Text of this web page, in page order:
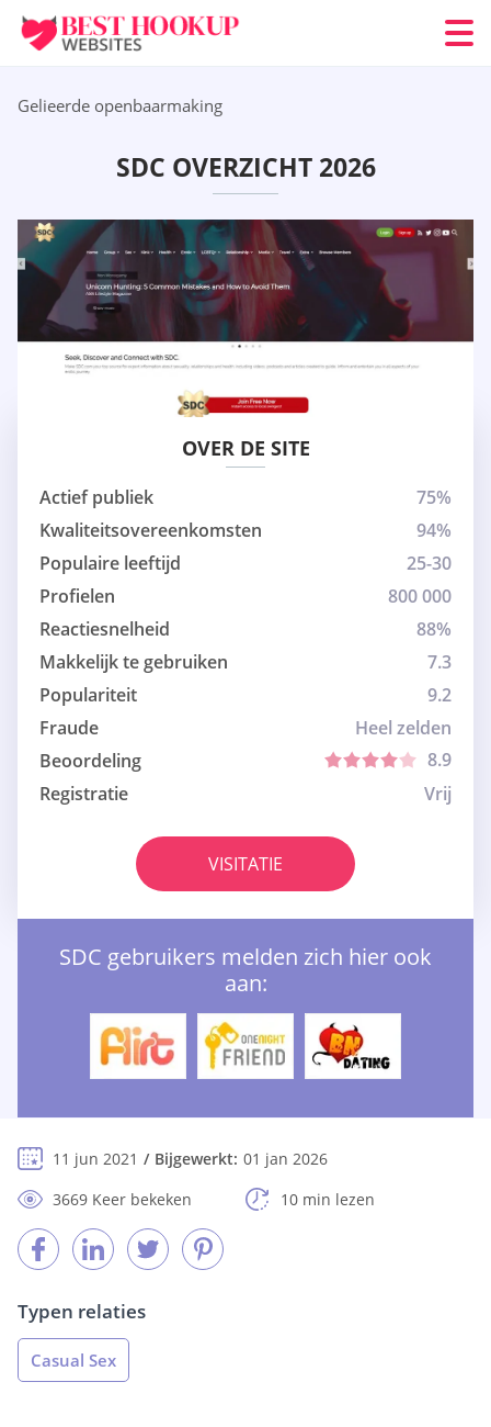
Gelieerde openbaarmaking
SDC OVERZICHT 2026
OVER DE SITE
Actief publiek
75%
Kwaliteitsovereenkomsten
94%
Populaire leeftijd
25-30
Profielen
800 000
Reactiesnelheid
88%
Makkelijk te gebruiken
7.3
Populariteit
9.2
Fraude
Heel zelden
Beoordeling
8.9
Registratie
Vrij
VISITATIE
SDC gebruikers melden zich hier ook
aan:
11 jun 2021 Bijgewerkt: 01 jan 2026
3669 Keer bekeken
10 min lezen
Typen relaties
Casual Sex